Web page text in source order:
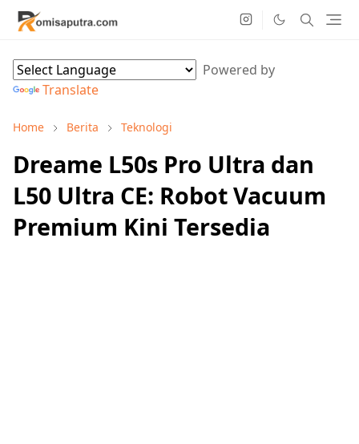
Powered by
Translate
Home Berita Teknologi
Dreame L50s Pro Ultra dan
L50 Ultra CE: Robot Vacuum
Premium Kini Tersedia